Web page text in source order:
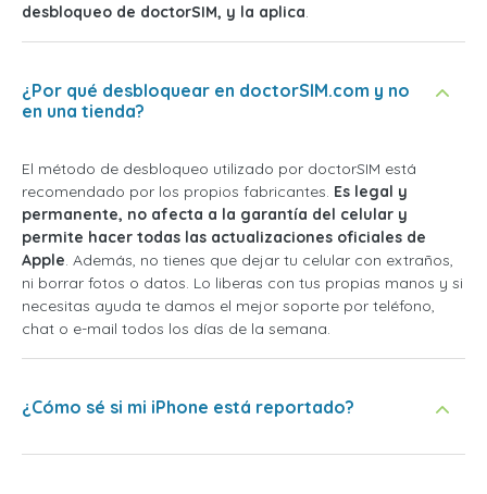
desbloqueo de doctorSIM, y la aplica.
¿Por qué desbloquear en doctorSIM.com y no
en una tienda?
El método de desbloqueo utilizado por doctorSIM está
recomendado por los propios fabricantes. Es legal y
permanente, no afecta a la garantía del celular y
permite hacer todas las actualizaciones oficiales de
Apple. Además, no tienes que dejar tu celular con extraños,
ni borrar fotos o datos. Lo liberas con tus propias manos y si
necesitas ayuda te damos el mejor soporte por teléfono,
chat o e-mail todos los días de la semana.
¿Cómo sé si mi iPhone está reportado?